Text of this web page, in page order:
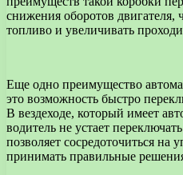
снижения оборотов двигателя,
топливо и увеличивать
Еще одно преимущество
это возможность быстро
В вездеходе, который имеет
водитель не устает
позволяет сосредоточиться на
принимать правильные